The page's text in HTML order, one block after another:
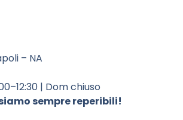
– NA
| Dom chiuso
sempre reperibili!